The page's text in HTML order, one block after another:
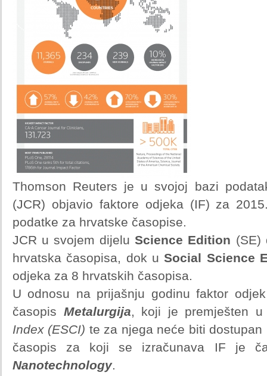
Thomson Reuters je u svojoj bazi
(JCR) objavio faktore odjeka (IF) za
podatke za hrvatske časopise.
JCR u svojem dijeluScience Edition (SE)
hrvatska časopisa, dok uSocial Science
odjeka za 8 hrvatskih časopisa.
U odnosu na prijašnju godinu faktor
časopis Metalurgija, koji je premješten u
Index (ESCI) te za njega neće biti
časopis za koji se izračunava IF je
Nanotechnology.